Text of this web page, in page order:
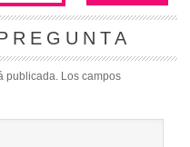
publicada. Los campos